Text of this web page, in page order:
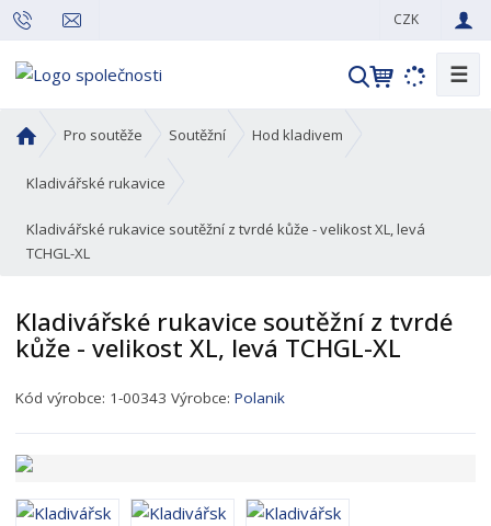
CZK
V
a
☰
o
n
í
r
a
a
Pro soutěže Soutěžní Hod kladivem
Kladivářské rukavice
Kladivářské rukavice soutěžní z tvrdé kůže - velikost XL, levá
TCHGL-XL
Kladivářské rukavice soutěžní z tvrdé
kůže - velikost XL, levá TCHGL-XL
K
p
o
Kód výrobce: 1-00343 Výrobce:Polanik